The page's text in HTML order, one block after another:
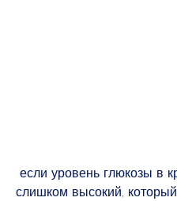
слишком высокий, который